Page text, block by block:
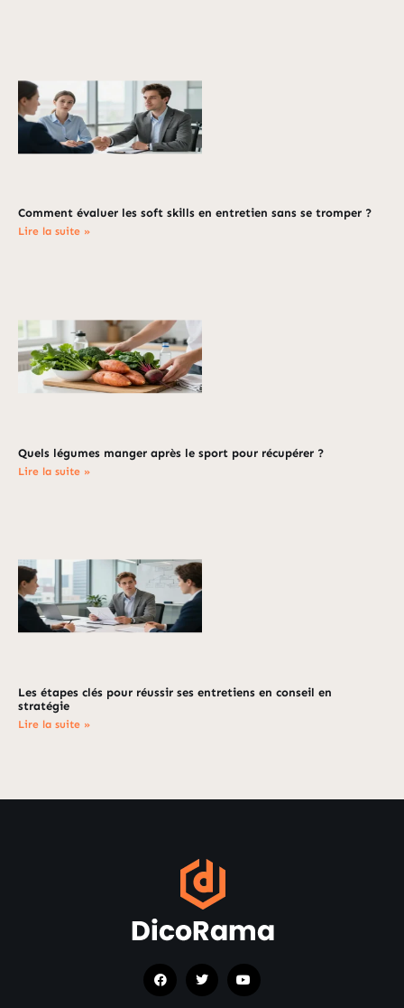
Comment évaluer les soft skills en entretien sans se tromper ?
Lire la suite »
Quels légumes manger après le sport pour récupérer ?
Lire la suite »
Les étapes clés pour réussir ses entretiens en conseil en
stratégie
Lire la suite »